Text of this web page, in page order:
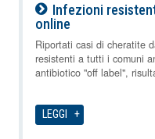
Infezioni
online
08-08-2026
Riportati casi di cheratite
resistenti a tutti i comuni
antibiotico "off label",
LEGGI